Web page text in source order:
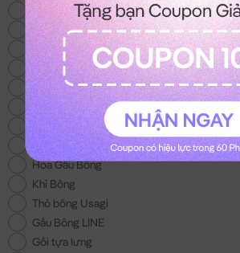
Gấu We Bare Bear
Balo & Túi Xách Gấu Bông
Thỏ Bông Kuromi
Gấu Bông Trung Thu
Thỏ Bông Melody
Mèo Bông Hoàng Thượng
Gấu Bông Con Bò
Balo Gấu Bông
Hoa Gấu Bông
Khỉ Bông
Thỏ bông Usagi
Gấu Bông LINE
Gối tựa lưng